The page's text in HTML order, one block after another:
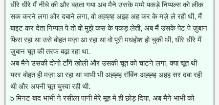
धीरे धीरे मैं नीचे की और बढ़ता गया अब मैने उसके मम्मे पकड़े निप्पल्स को लीक
सक करने लगा और दबाने लगा, वो अह्ह्ह अझ्ह अह कर के मज़े ले रही थी, मैं
बाइट कर देता निप्पल पे तो वो मुझे कस के पकड़ लेती, अब मैं उसके पेट पे ज़ुबान
फिरा रहा था उसे बोहत मज़ा आ रहा था वो पूरी मधहोश हो चुकी थी, धीरे धीरे मैं
ज़ुबान चूत की तरफ बढ़ा रहा था.
अब मैने उसकी दोनो टाँगें खोली और उसकी चूत को चाटने लगा, क्या चूत थी
यरर बोहत ही मज़ा आ रहा था भाभी भी अह्ह्ह रॉबिंन अह्ह्ह अहह सर दबा रही
थी और अपनी चूत चुस्वा रही थी.
5 मिनट बाद भाभी ने रसीला पानी मेरे मूह मे ही छोड़ दिया, अब मैने भाभी को